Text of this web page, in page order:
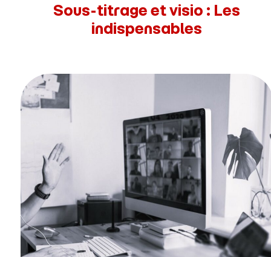
Sous-titrage et visio : Les
indispensables